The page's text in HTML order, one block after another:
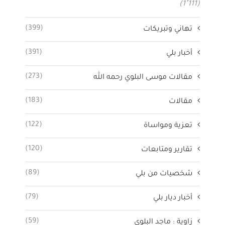
(1٬111)
تهاني وتبريكات (399)
أخبار بلي (391)
مقالات موسى البلوي رحمه الله (273)
مقالات (183)
تعزية ومواساة (122)
تقارير ومتابعات (120)
شخصيات من بلي (89)
أخبار ديار بلي (79)
زاوية : ماجد البلوي (59)